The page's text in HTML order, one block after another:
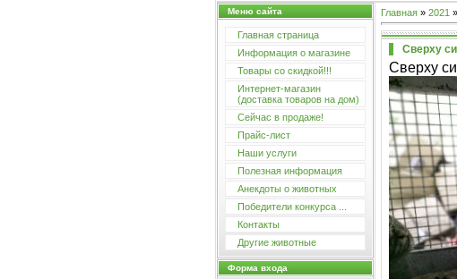
Меню сайта
Главная страница
Информация о магазине
Товары со скидкой!!!
Интернет-магазин
(доставка товаров на дом)
Сейчас в продаже!
Прайс-лист
Наши услуги
Полезная информация
Анекдоты о животных
Победители конкурса ...
Контакты
Другие животные
Форма входа
Главная» 2021 »
Сверху
Сверху